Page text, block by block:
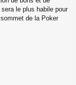
le plus habile pour
de la Poker